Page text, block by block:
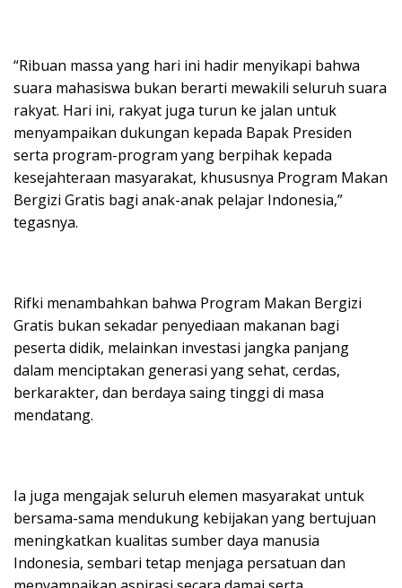
“Ribuan massa yang hari ini hadir menyikapi bahwa
suara mahasiswa bukan berarti mewakili seluruh suara
rakyat. Hari ini, rakyat juga turun ke jalan untuk
menyampaikan dukungan kepada Bapak Presiden
serta program-program yang berpihak kepada
kesejahteraan masyarakat, khususnya Program Makan
Bergizi Gratis bagi anak-anak pelajar Indonesia,”
tegasnya.
Rifki menambahkan bahwa Program Makan Bergizi
Gratis bukan sekadar penyediaan makanan bagi
peserta didik, melainkan investasi jangka panjang
dalam menciptakan generasi yang sehat, cerdas,
berkarakter, dan berdaya saing tinggi di masa
mendatang.
Ia juga mengajak seluruh elemen masyarakat untuk
bersama-sama mendukung kebijakan yang bertujuan
meningkatkan kualitas sumber daya manusia
Indonesia, sembari tetap menjaga persatuan dan